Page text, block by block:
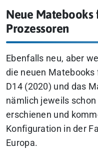
Neue Matebooks
Prozessoren
Ebenfalls neu, aber
die neuen Matebooks
D14 (2020) und das
nämlich jeweils
erschienen und
Konfiguration in der
Europa.